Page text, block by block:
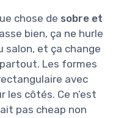
chose de sobre et
bien, ça ne hurle
salon, et ça change
Les formes
avec
côtés. Ce n’est
pas cheap non